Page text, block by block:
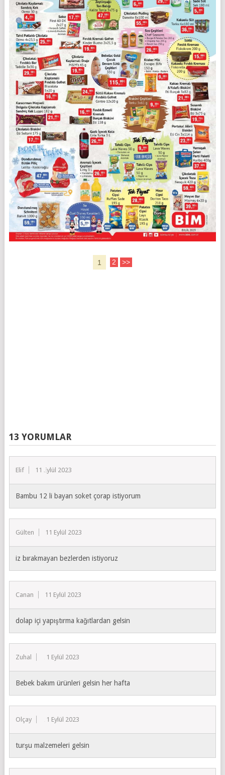
1 2 >>
13 YORUMLAR
Elif 11 Eylül 2023
Bambu 12 li bayan soket çorap istiyorum
Gülten 11 Eylül 2023
iz bırakmayan bezlerden istiyoruz
Canan 11 Eylül 2023
dolap içi yapıştırma kağıtlardan gelsin
Zuhal 11 Eylül 2023
Bebek bakım ürünleri gelsin her hafta
Olçay 11 Eylül 2023
turşu malzemeleri gelsin